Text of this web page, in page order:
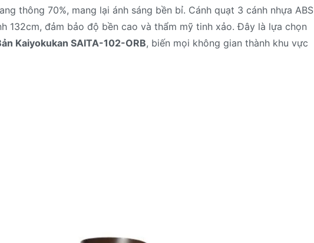
thông 70%, mang lại ánh sáng bền bỉ. Cánh quạt 3 cánh nhựa ABS
132cm, đảm bảo độ bền cao và thẩm mỹ tinh xảo. Đây là lựa chọn
Kaiyokukan SAITA-102-ORB, biến mọi không gian thành khu vực